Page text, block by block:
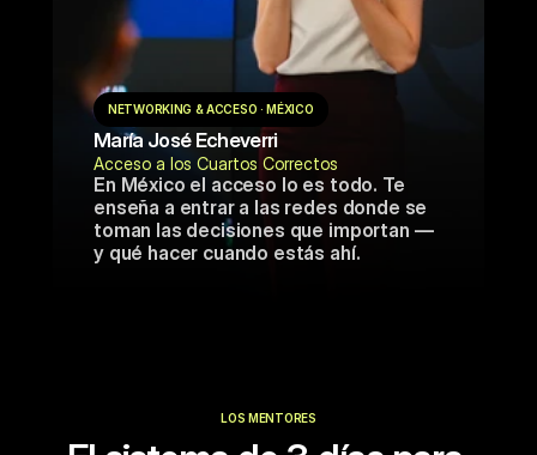
María José Echeverri
NETWORKING & ACCESO · MÉXICO
En México el acceso lo es todo. Te
enseña a entrar a las redes donde se
toman las decisiones que importan —
y qué hacer cuando estás ahí.
Acceso a los Cuartos Correctos
LOS MENTORES